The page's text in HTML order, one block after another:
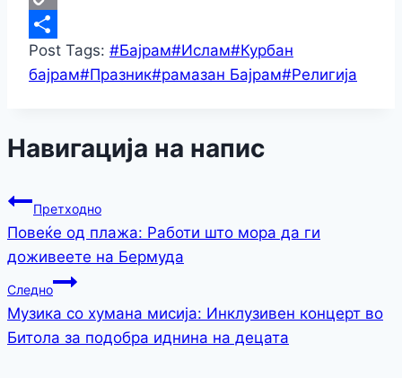
Link
Share
Post Tags: #Бајрам#Ислам#Курбан
бајрам#Празник#рамазан Бајрам#Религија
Навигација на напис
Претходно
Повеќе од плажа: Работи што мора да ги
доживеете на Бермуда
Следно
Музика со хумана мисија: Инклузивен концерт во
Битола за подобра иднина на децата